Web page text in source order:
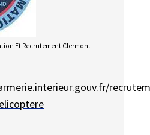
Et Recrutement Clermont